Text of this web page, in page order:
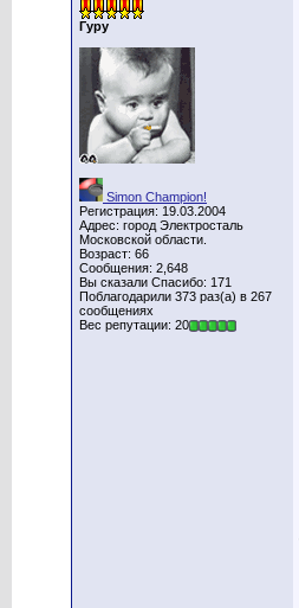
Гуру
Simon Champion!
Регистрация: 19.03.2004
Адрес: город Электросталь
Московской области.
Возраст: 66
Сообщения: 2,648
Вы сказали Спасибо: 171
Поблагодарили 373 раз(а) в 267
сообщениях
Вес репутации: 20